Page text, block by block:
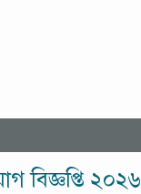
বিজ্ঞপ্তি ২০২৬